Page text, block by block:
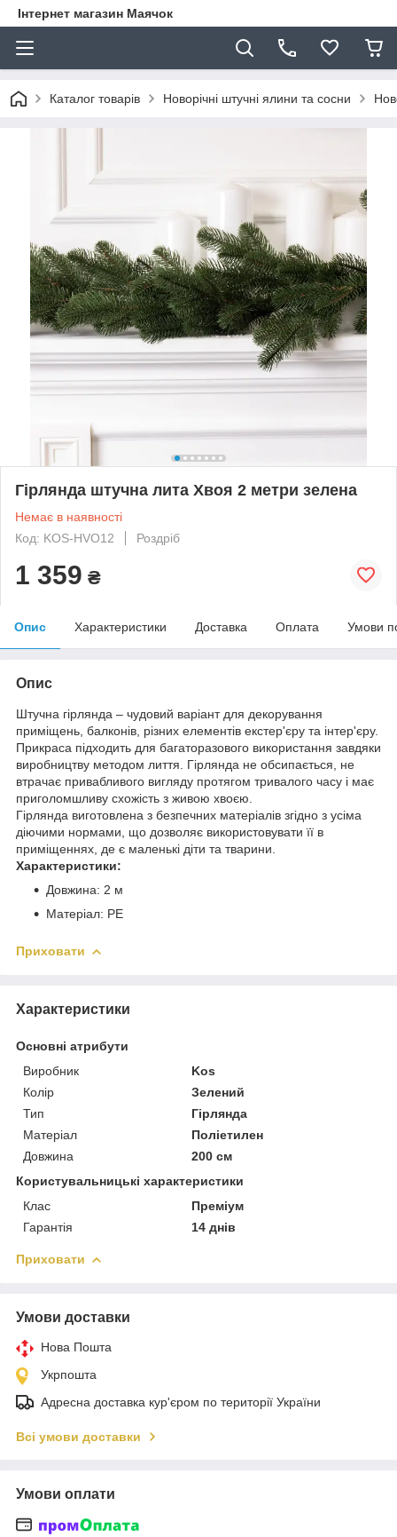
Інтернет магазин Маячок
Каталог товарів Новорічні штучні ялини та сосни
Гірлянда штучна лита Хвоя 2 метри зелена
Немає в наявності
Код: KOS-HVO12
Роздріб
1 359 ₴
Опис Характеристики Доставка Оплата Умови
Опис
Штучна гірлянда – чудовий варіант для декорування
приміщень, балконів, різних елементів екстер'єру та інтер'єру.
Прикраса підходить для багаторазового використання завдяки
виробництву методом лиття. Гірлянда не обсипається, не
втрачає привабливого вигляду протягом тривалого часу і має
приголомшливу схожість з живою хвоєю.
Гірлянда виготовлена ​​з безпечних матеріалів згідно з усіма
діючими нормами, що дозволяє використовувати її в
приміщеннях, де є маленькі діти та тварини.
Характеристики:
Довжина: 2 м
Матеріал: PE
Приховати
Характеристики
Основні атрибути
Виробник
Kos
Колір
Зелений
Тип
Гірлянда
Матеріал
Поліетилен
Довжина
200 см
Користувальницькі характеристики
Клас
Преміум
Гарантія
14 днів
Приховати
Умови доставки
Нова Пошта
Укрпошта
Адресна доставка кур'єром по території України
Всі умови доставки
Умови оплати